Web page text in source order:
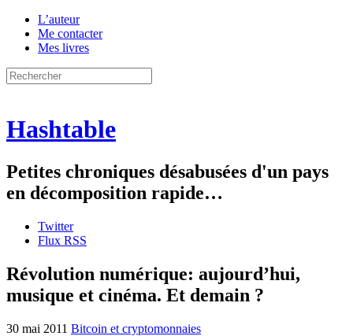
L’auteur
Me contacter
Mes livres
Hashtable
Petites chroniques désabusées d'un pays
en décomposition rapide…
Twitter
Flux RSS
Révolution numérique: aujourd’hui,
musique et cinéma. Et demain ?
30 mai 2011 Bitcoin et cryptomonnaies